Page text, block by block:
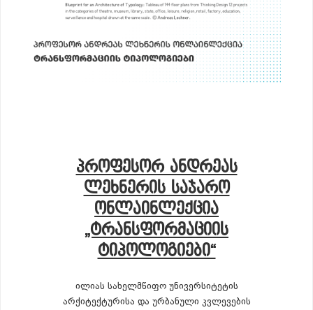
ᲞᲠᲝᲤᲔᲡᲝᲠ ᲐᲜᲓᲠᲔᲐᲡ
ᲚᲔᲮᲜᲔᲠᲘᲡ ᲡᲐᲯᲐᲠᲝ
ᲝᲜᲚᲐᲘᲜᲚᲔᲥᲪᲘᲐ
„ᲢᲠᲐᲜᲡᲤᲝᲠᲛᲐᲪᲘᲘᲡ
ᲢᲘᲞᲝᲚᲝᲒᲘᲔᲑᲘ“
ილიას სახელმწიფო უნივერსიტეტის
არქიტექტურისა და ურბანული კვლევების